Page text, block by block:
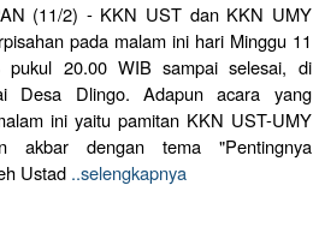
(11/2) - KKN UST dan KKN UMY
pada malam ini hari Minggu 11
pukul 20.00 WIB sampai selesai, di
Desa Dlingo. Adapun acara yang
ini yaitu pamitan KKN UST-UMY
akbar dengan tema "Pentingnya
Ustad ..selengkapnya